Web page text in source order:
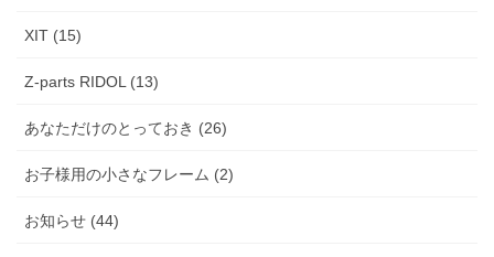
XIT (15)
Z-parts RIDOL (13)
あなただけのとっておき (26)
お子様用の小さなフレーム (2)
お知らせ (44)